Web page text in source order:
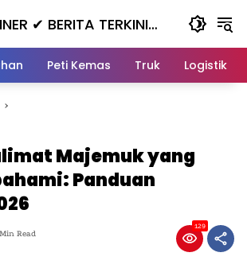
✔ BERITA TERKINI
HARI INI
Peti Kemas Truk Logistik
Majemuk yang
Panduan
Read
129